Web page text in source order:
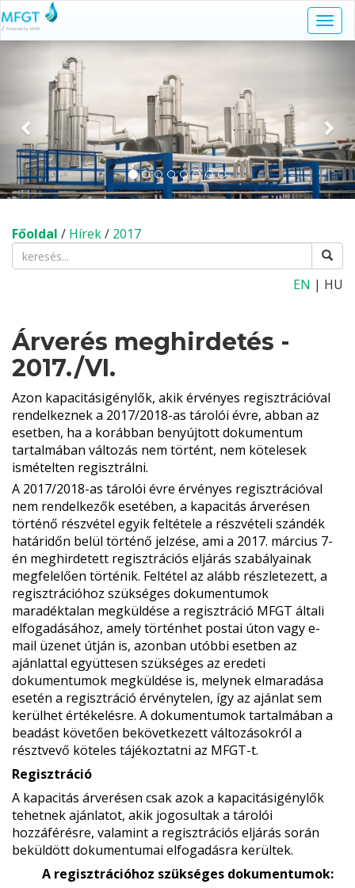
Előző
Főoldal / Hírek/ 2017
EN | HU
Árverés meghirdetés -
2017./VI.
Azon kapacitásigénylők, akik érvényes regisztrációval
rendelkeznek a 2017/2018-as tárolói évre, abban az
esetben, ha a korábban benyújtott dokumentum
tartalmában változás nem történt, nem kötelesek
ismételten regisztrálni.
A 2017/2018-as tárolói évre érvényes regisztrációval
nem rendelkezők esetében, a kapacitás árverésen
történő részvétel egyik feltétele a részvételi szándék
határidőn belül történő jelzése, ami a 2017. március 7-
én meghirdetett regisztrációs eljárás szabályainak
megfelelően történik. Feltétel az alább részletezett, a
regisztrációhoz szükséges dokumentumok
maradéktalan megküldése a regisztráció MFGT általi
elfogadásához, amely történhet postai úton vagy e-
mail üzenet útján is, azonban utóbbi esetben az
ajánlattal együttesen szükséges az eredeti
dokumentumok megküldése is, melynek elmaradása
esetén a regisztráció érvénytelen, így az ajánlat sem
kerülhet értékelésre. A dokumentumok tartalmában a
beadást követően bekövetkezett változásokról a
résztvevő köteles tájékoztatni az MFGT-t.
Regisztráció
A kapacitás árverésen csak azok a kapacitásigénylők
tehetnek ajánlatot, akik jogosultak a tárolói
hozzáférésre, valamint a regisztrációs eljárás során
beküldött dokumentumai elfogadásra kerültek.
A regisztrációhoz szükséges dokumentumok: